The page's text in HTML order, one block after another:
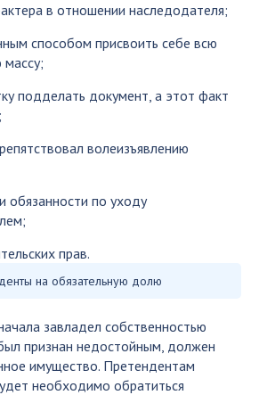
в отношении наследодателя;
способом присвоить себе всю
подделать документ, а этот факт
волеизъявлению
обязанности по уходу
прав.
на обязательную долю
завладел собственностью
признан недостойным, должен
имущество. Претендентам
необходимо обратиться